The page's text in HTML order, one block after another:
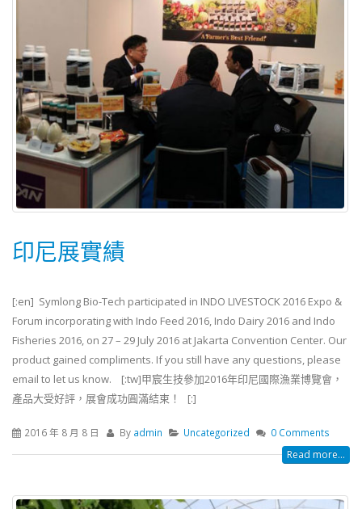
印尼展實績
[:en] Symlong Bio-Tech participated in INDO LIVESTOCK 2016 Expo &
Forum incorporating with Indo Feed 2016, Indo Dairy 2016 and Indo
Fisheries 2016, on 27 – 29 July 2016 at Jakarta Convention Center. Our
product gained compliments. If you still have any questions, please
email to let us know. [:tw]甲宸生技參加2016年印尼國際漁業博覽會，
產品大受好評，展會成功圓滿結束！ [:]
2016 年 8 月 8 日 By admin Uncategorized 0 Comments
Read more...